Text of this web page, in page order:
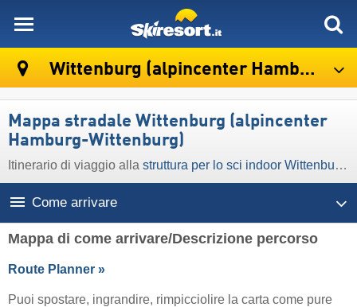
Wittenburg (alpincenter Hamburg-Wittenburg)
Mappa stradale Wittenburg (alpincenter
Hamburg-Wittenburg)
Itinerario di viaggio alla struttura per lo sci indoor Wittenburg (alpincenter Hamburg-Wittenburg)
Come arrivare
Mappa di come arrivare/Descrizione percorso
Route Planner »
Puoi spostare, ingrandire, rimpicciolire la carta come pure